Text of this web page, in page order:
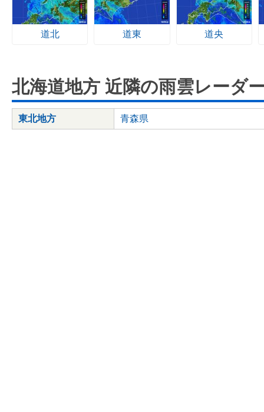
道北 道東 道央
北海道地方 近隣の雨雲レーダ
東北地方 青森県